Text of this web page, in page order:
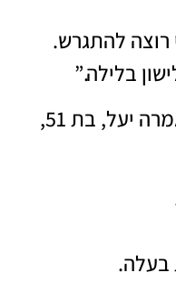
רוצה להתגרש.
בלילה.”
זה היה המשפט הראשון שאמרה יעל, בת 51,
בעלה.